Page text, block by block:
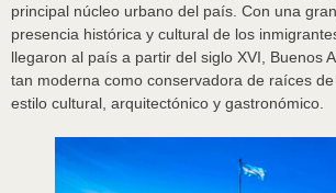
principal núcleo urbano del país. Con una
presencia histórica y cultural de los
llegaron al país a partir del siglo XVI, Buenos
tan moderna como conservadora de raíces
estilo cultural, arquitectónico y gastronómico.